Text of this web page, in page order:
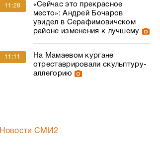
11:28
«Сейчас это прекрасное
место»: Андрей Бочаров
увидел в Серафимовичском
районе изменения к лучшему
11:11
На Мамаевом кургане
отреставрировали скульптуру-
аллегорию
Новости СМИ2